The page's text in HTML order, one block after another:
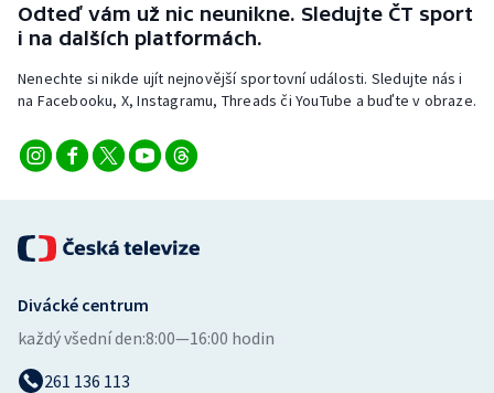
Veslování
Vodní slalom
Volejbal
Odteď vám už nic neunikne. Sledujte ČT sport
i na dalších platformách.
Nenechte si nikde ujít nejnovější sportovní události. Sledujte nás i
na Facebooku, X, Instagramu, Threads či YouTube a buďte v obraze.
Divácké centrum
každý všední den:8:00—16:00 hodin
261 136 113